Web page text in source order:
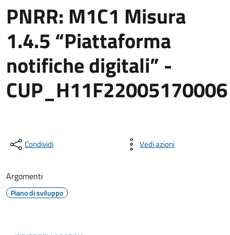
PNRR: M1C1 Misura
1.4.5 “Piattaforma
notifiche digitali” -
CUP_H11F22005170006
Condividi Vedi azioni
Argomenti
Piano di sviluppo